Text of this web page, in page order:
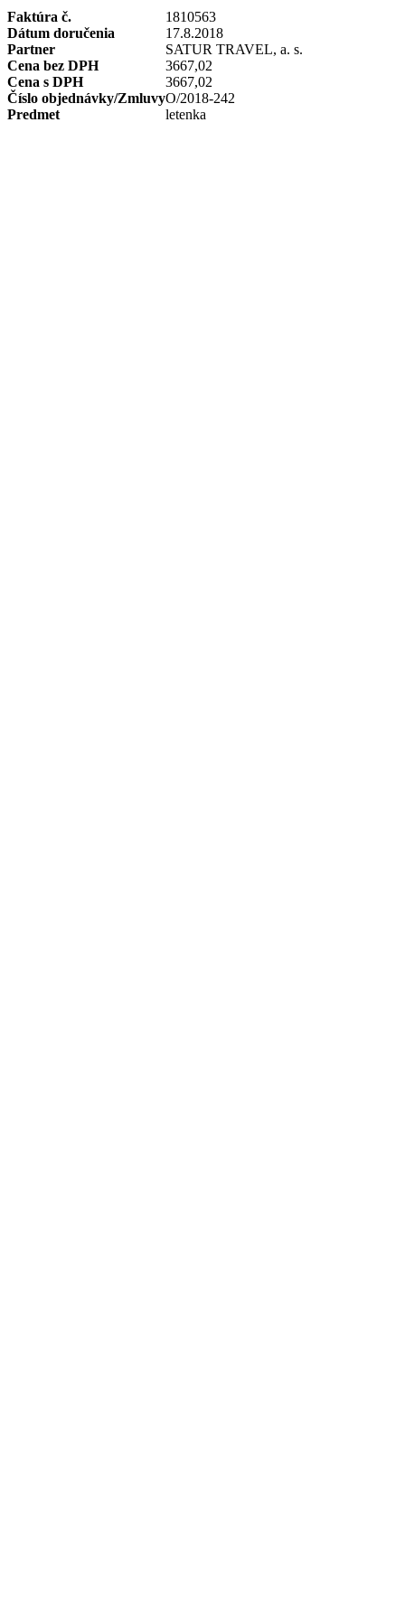
Faktúra č.
1810563
Dátum doručenia
17.8.2018
Partner
SATUR TRAVEL, a. s.
Cena bez DPH
3667,02
Cena s DPH
3667,02
Číslo objednávky/ZmluvyO/2018-242
Predmet
letenka